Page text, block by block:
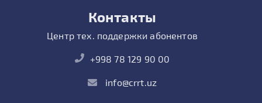
Контакты
Центр тех. поддержки абонентов
+998 78 129 90 00
info@crrt.uz